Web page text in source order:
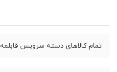
تمام کالاهای دسته سرویس قابلمه